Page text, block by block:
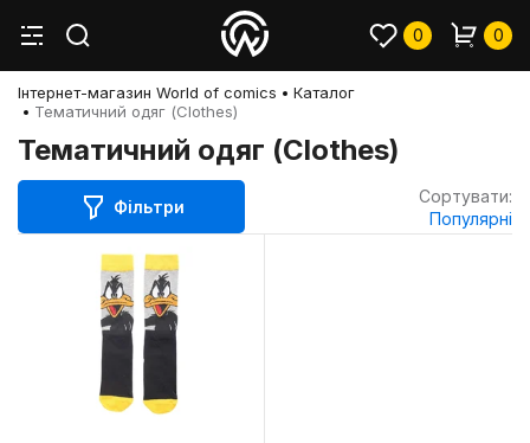
0 0
Інтернет-магазин World of comics
Каталог
Тематичний одяг (Clothes)
Тематичний одяг (Clothes)
Фільтри
Сортувати:
Популярні